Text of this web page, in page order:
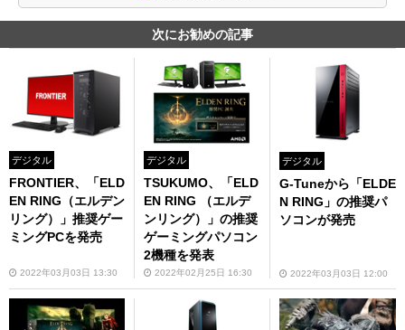
次にお勧めの記事
デジタル
FRONTIER、「ELD
EN RING（エルデン
リング）」推奨ゲー
ミングPCを発売
2022年03月03日 13:30
デジタル
TSUKUMO、「ELD
EN RING （エルデ
ンリング）」の推奨
ゲーミングパソコン
2機種を発表
2022年02月25日 16:30
デジタル
G-Tuneから「ELDE
N RING」の推奨パ
ソコンが発売
2022年03月03日 12:00